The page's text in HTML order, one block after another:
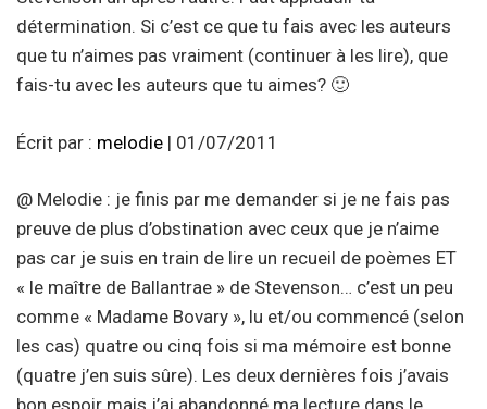
détermination. Si c’est ce que tu fais avec les auteurs
que tu n’aimes pas vraiment (continuer à les lire), que
fais-tu avec les auteurs que tu aimes? 🙂
Écrit par : melodie | 01/07/2011
@ Melodie : je finis par me demander si je ne fais pas
preuve de plus d’obstination avec ceux que je n’aime
pas car je suis en train de lire un recueil de poèmes ET
« le maître de Ballantrae » de Stevenson… c’est un peu
comme « Madame Bovary », lu et/ou commencé (selon
les cas) quatre ou cinq fois si ma mémoire est bonne
(quatre j’en suis sûre). Les deux dernières fois j’avais